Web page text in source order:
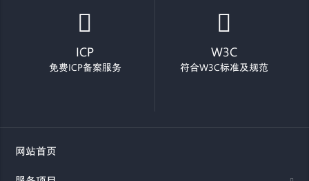
ICP
免费ICP备案服务
W3C
符合W3C标准及规范
网站首页